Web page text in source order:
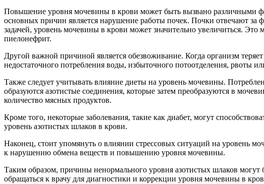
Повышение уровня мочевины в крови может быть вызвано различными
основных причин является нарушение работы почек. Почки отвечают за
задачей, уровень мочевины в крови может значительно увеличиться.
пиелонефрит.
Другой важной причиной является обезвоживание. Когда организм
недостаточного потребления воды, избыточного потоотделения, рвоты
Также следует учитывать влияние диеты на уровень мочевины.
образуются азотистые соединения, которые затем преобразуются в
количество мясных продуктов.
Кроме того, некоторые заболевания, такие как диабет, могут
уровень азотистых шлаков в крови.
Наконец, стоит упомянуть о влиянии стрессовых ситуаций на уровень
к нарушению обмена веществ и повышению уровня мочевины.
Таким образом, причины ненормального уровня азотистых шлаков
обращаться к врачу для диагностики и коррекции уровня мочевины в